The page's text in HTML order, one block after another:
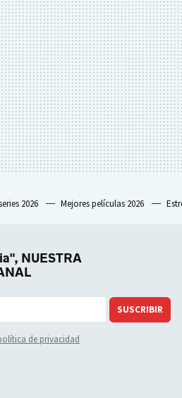
2026 Mejores películas 2026
NUESTRA
SUSCRIBIR
de privacidad